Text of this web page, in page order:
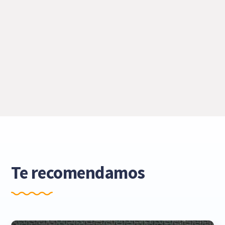
Te recomendamos